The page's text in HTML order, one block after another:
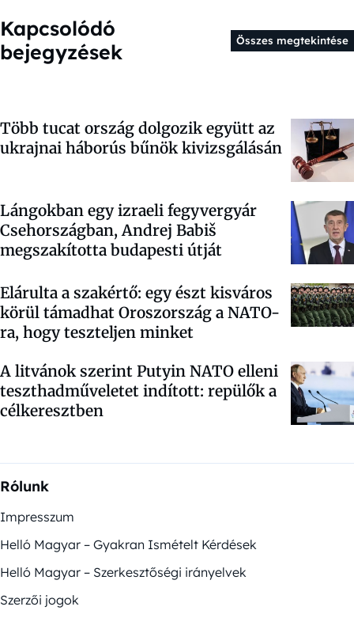
Kapcsolódó
bejegyzések
Összes megtekintése
Több tucat ország dolgozik együtt az
ukrajnai háborús bűnök kivizsgálásán
Lángokban egy izraeli fegyvergyár
Csehországban, Andrej Babiš
megszakította budapesti útját
Elárulta a szakértő: egy észt kisváros
körül támadhat Oroszország a NATO-
ra, hogy teszteljen minket
A litvánok szerint Putyin NATO elleni
teszthadműveletet indított: repülők a
célkeresztben
Rólunk
Impresszum
Helló Magyar – Gyakran Ismételt Kérdések
Helló Magyar – Szerkesztőségi irányelvek
Szerzői jogok